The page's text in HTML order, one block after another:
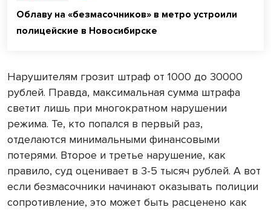
Облаву на «безмасочников» в метро устроили
полицейские в Новосибирске
Нарушителям грозит штраф от 1000 до 30000
рублей. Правда, максимальная сумма штрафа
светит лишь при многократном нарушении
режима. Те, кто попался в первый раз,
отделаются минимальными финансовыми
потерями. Второе и третье нарушение, как
правило, суд оценивает в 3-5 тысяч рублей. А вот
если безмасочники начинают оказывать полиции
сопротивление, это может быть расценено как